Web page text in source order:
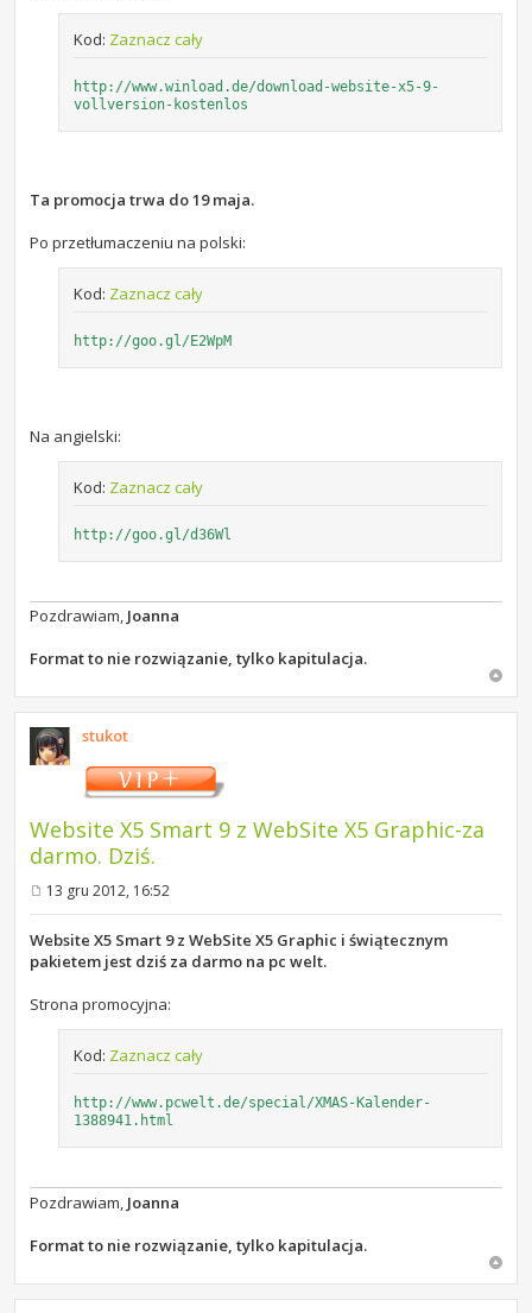
Kod: Zaznacz cały
http://www.winload.de/download-website-x5-9-
vollversion-kostenlos
Ta promocja trwa do 19 maja.
Po przetłumaczeniu na polski:
Kod: Zaznacz cały
http://goo.gl/E2WpM
Na angielski:
Kod: Zaznacz cały
http://goo.gl/d36Wl
Pozdrawiam, Joanna
Format to nie rozwiązanie, tylko kapitulacja.
stukot
Website X5 Smart 9 z WebSite X5 Graphic-za
darmo. Dziś.
o
s
13 gru 2012, 16:52
Website X5 Smart 9 z WebSite X5 Graphic i świątecznym
pakietem jest dziś za darmo na pc welt.
Strona promocyjna:
Kod: Zaznacz cały
http://www.pcwelt.de/special/XMAS-Kalender-
1388941.html
Pozdrawiam, Joanna
Format to nie rozwiązanie, tylko kapitulacja.